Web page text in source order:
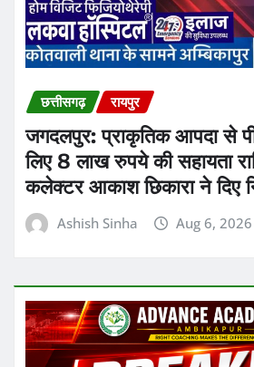
उत्तर बस्तर कांकेर छत्तीसगढ़
अगस्त तक करें दावा-आपत्ति
Ashish Sinha Aug 6, 2026